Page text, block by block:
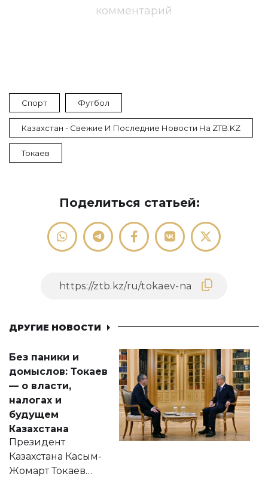
комментарий
Спорт Футбол
Казахстан - Свежие И Последние Новости На ZTB.KZ
Токаев
Поделиться статьей:
ДРУГИЕ НОВОСТИ
Без паники и
домыслов: Токаев
— о власти,
налогах и
будущем
Казахстана
Президент
Казахстана Касым-
Жомарт Токаев